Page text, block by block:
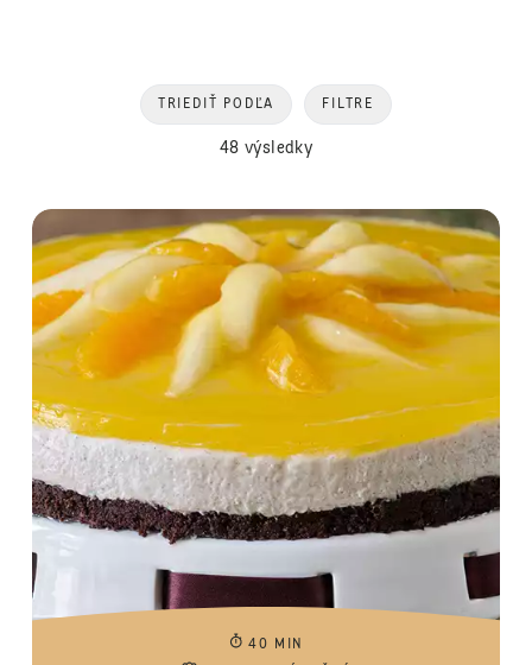
48 výsledky
TRIEDIŤ PODĽA FILTRE
40 MIN